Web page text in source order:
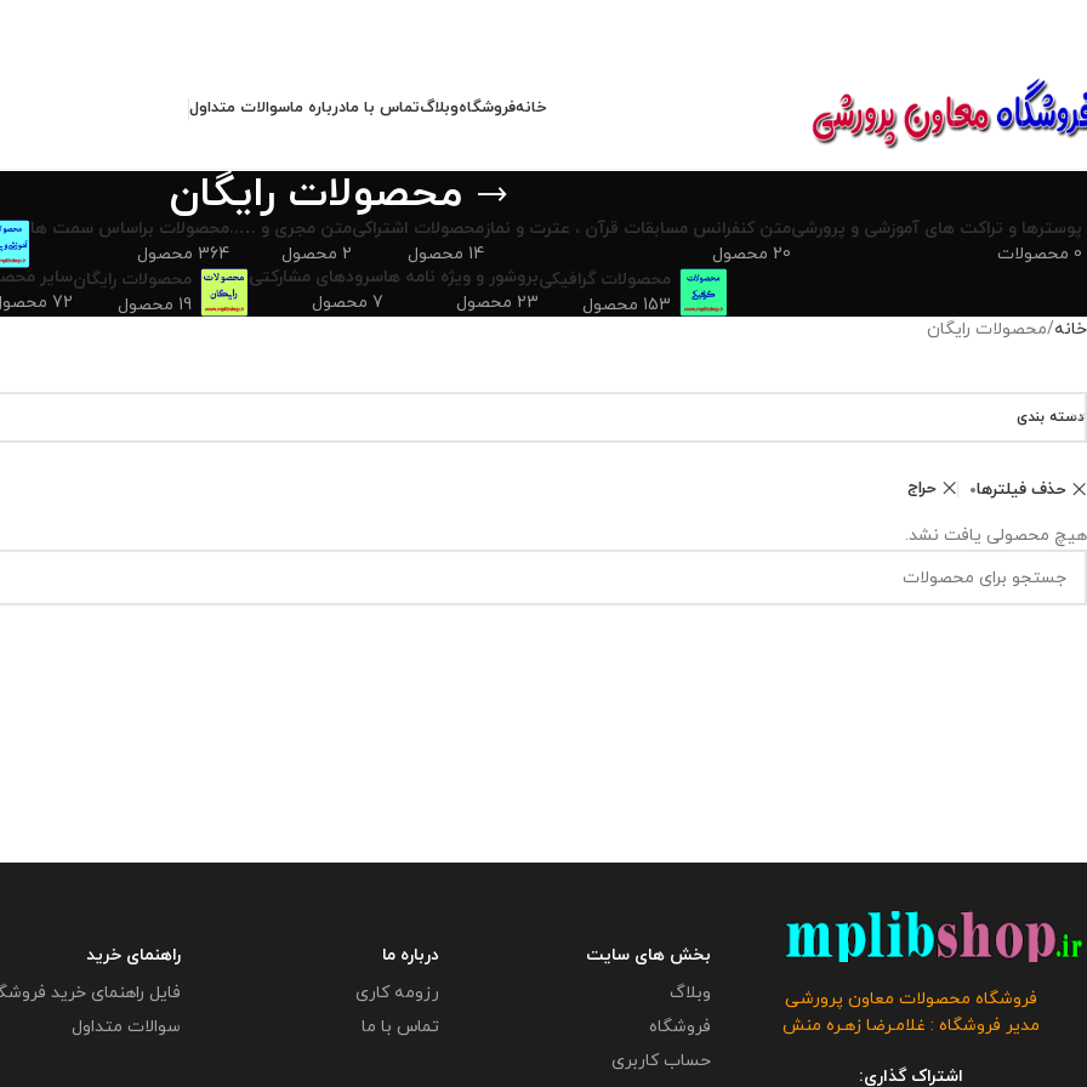
خانهفروشگاهوبلاگتماس با مادرباره ماسوالات متداول
محصولات رایگان
پوسترها و تراکت های آموزشی و پرورشی
0 محصولات
متن کنفرانس مسابقات قرآن ، عترت و نماز
20 محصول
محصولات اشتراکی
14 محصول
متن مجری و …..
2 محصول
محصولات براساس سمت ها
364 محصول
محصولات گرافیکی
153 محصول
بروشور و ویژه نامه ها
23 محصول
سرودهای مشارکتی
7 محصول
محصولات رایگان
19 محصول
سایر
72 محصول
خانه محصولات رایگان
دسته بندی
حذف فیلترها حراج
هیچ محصولی یافت نشد.
فروشگاه محصولات معاون پرورشی
مدیر فروشگاه : غلامـرضا زهـره منش
اشتراک گذاری:
بخش های سایت
وبلاگ
فروشگاه
حساب کاربری
درباره ما
رزومه کاری
تماس با ما
راهنمای خرید
فایل راهنمای خرید
سوالات متداول